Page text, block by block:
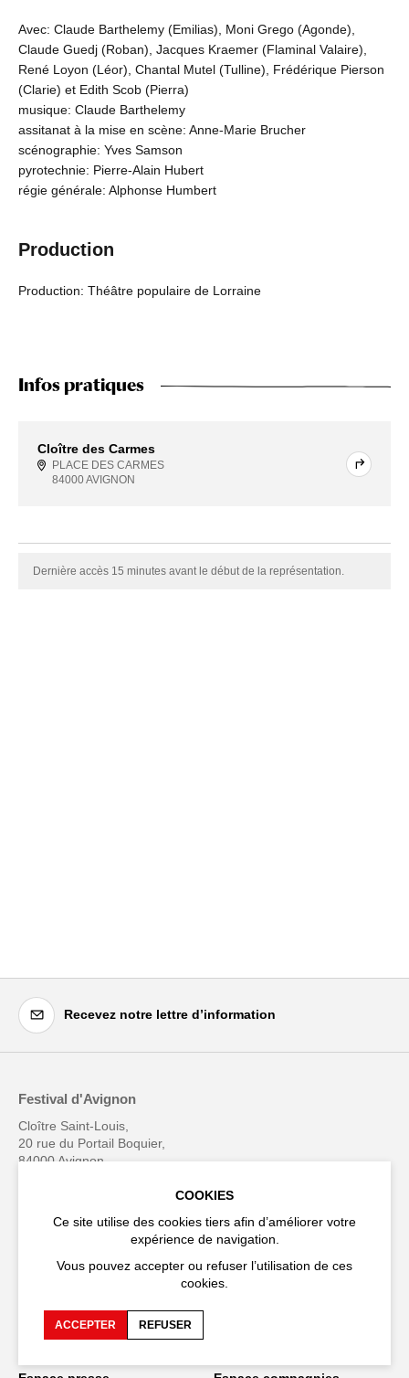
Avec: Claude Barthelemy (Emilias), Moni Grego (Agonde),
Claude Guedj (Roban), Jacques Kraemer (Flaminal Valaire),
René Loyon (Léor), Chantal Mutel (Tulline), Frédérique Pierson
(Clarie) et Edith Scob (Pierra)
musique: Claude Barthelemy
assitanat à la mise en scène: Anne-Marie Brucher
scénographie: Yves Samson
pyrotechnie: Pierre-Alain Hubert
régie générale: Alphonse Humbert
Production
Production: Théâtre populaire de Lorraine
Infos pratiques
Cloître des Carmes
PLACE DES CARMES
84000 AVIGNON
Dernière accès 15 minutes avant le début de la représentation.
Recevez notre lettre d’information
Festival d'Avignon
Cloître Saint-Louis,
20 rue du Portail Boquier,
84000 Avignon
Recrutements et appels
COOKIES
Ce site utilise des cookies tiers afin d’améliorer votre
expérience de navigation.
Vous pouvez accepter ou refuser l’utilisation de ces
cookies.
ACCEPTER REFUSER